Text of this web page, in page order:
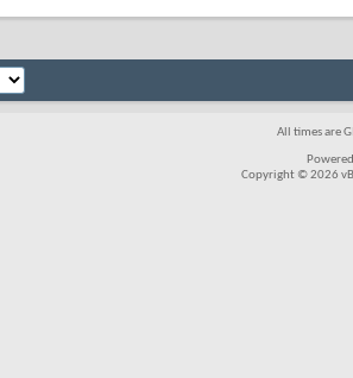
All times are
Copyright © 2026